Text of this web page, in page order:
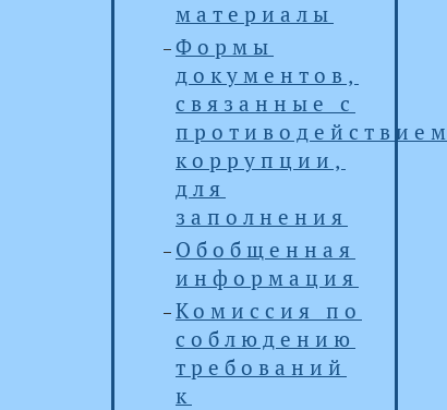
материалы
Формы
документов,
связанные с
противодействием
коррупции,
для
заполнения
Обобщенная
информация
Комиссия по
соблюдению
требований
к